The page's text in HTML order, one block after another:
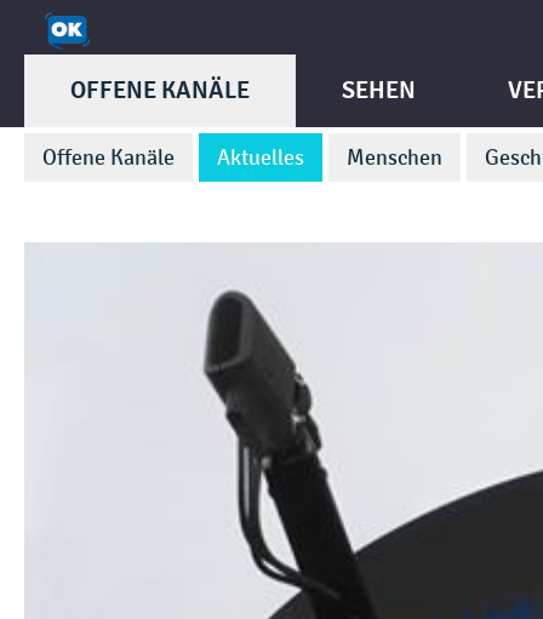
OFFENE KANÄLE
Offene Kanäle Aktuelles Menschen
SEHEN